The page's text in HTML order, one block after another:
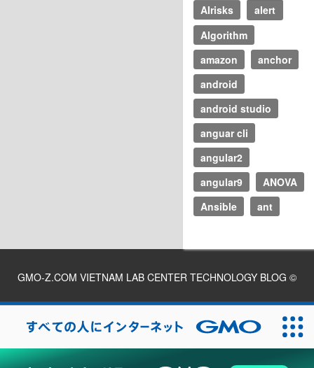
AIrisks
alert
Algorithm
amazon
anchor
android
android studio
anguar cli
angular2
angular9
ANOVA
Ansible
ant
GMO-Z.COM VIETNAM LAB CENTER TECHNOLOGY BLOG ©
2026